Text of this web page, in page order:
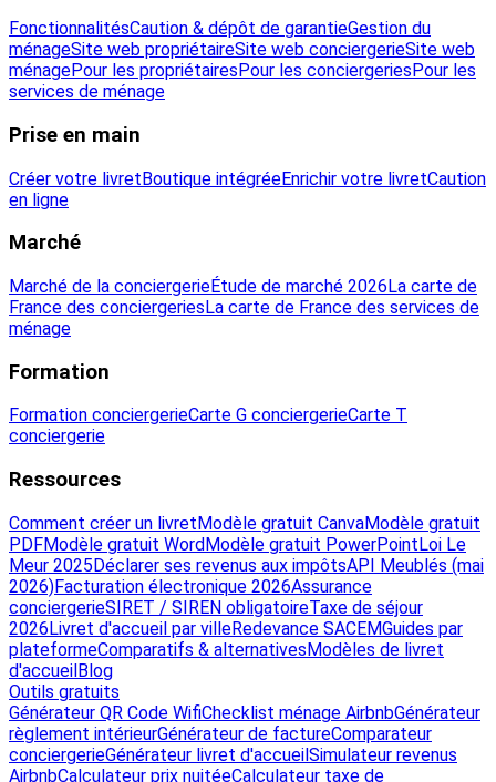
FonctionnalitésCaution & dépôt de garantieGestion du
ménageSite web propriétaireSite web conciergerieSite web
ménagePour les propriétaires Pour les conciergeries Pour les
services de ménage
Prise en main
Créer votre livretBoutique intégréeEnrichir votre livretCaution
en ligne
Marché
Marché de la conciergerieÉtude de marché 2026La carte de
France des conciergeriesLa carte de France des services de
ménage
Formation
Formation conciergerieCarte G conciergerieCarte T
conciergerie
Ressources
Comment créer un livretModèle gratuit CanvaModèle gratuit
PDFModèle gratuit WordModèle gratuit PowerPointLoi Le
Meur 2025Déclarer ses revenus aux impôtsAPI Meublés (mai
2026)Facturation électronique 2026Assurance
conciergerieSIRET / SIREN obligatoireTaxe de séjour
2026Livret d'accueil par villeRedevance SACEMGuides par
plateformeComparatifs & alternativesModèles de livret
d'accueilBlog
Outils gratuits
Générateur QR Code WifiChecklist ménage AirbnbGénérateur
règlement intérieurGénérateur de factureComparateur
conciergerieGénérateur livret d'accueilSimulateur revenus
AirbnbCalculateur prix nuitéeCalculateur taxe de